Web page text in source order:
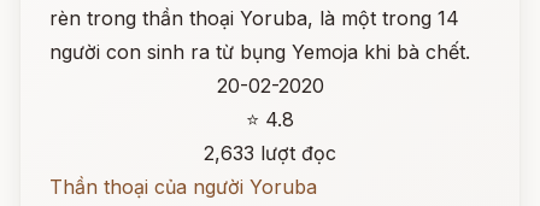
rèn trong thần thoại Yoruba, là một trong 14
người con sinh ra từ bụng Yemoja khi bà chết.
20-02-2020
⭐ 4.8
2,633 lượt đọc
Thần thoại của người Yoruba